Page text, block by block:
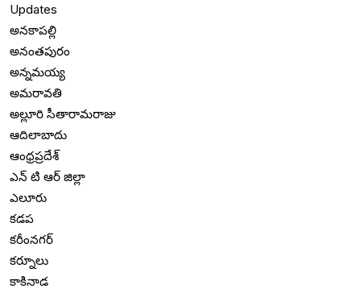
Updates
అనకాపల్లి
అనంతపురం
అన్నమయ్య
అమరావతి
అల్లూరి సీతారామరాజు
ఆదిలాబాదు
ఆంధ్రప్రదేశ్
ఎన్ టి ఆర్ జిల్లా
ఎలూరు
కడప
కరీంనగర్
కర్నూలు
కాకినాడ